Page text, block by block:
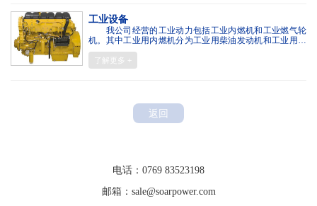
工业设备
我公司经营的工业动力包括工业内燃机和工业燃气轮
机。其中工业用内燃机分为工业用柴油发动机和工业用燃
气发动机。
了解更多 +
返回
电话：0769 83523198
邮箱：sale@soarpower.com